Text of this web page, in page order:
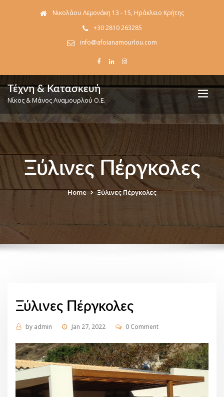
Νικολάου Λεμονάκη 13 - 15, Ηράκλειο Κρήτης
+30 2810 263285
info@afoianamourlou.com
Τέχνη & Κατασκευή
Νίκος & Μάνος Αναμουρλού Ο.Ε.
Ξύλινες Πέργκολες
Home Ξύλινες Πέργκολες
Ξύλινες Πέργκολες
by admin Jan 27, 2022 0 Comment